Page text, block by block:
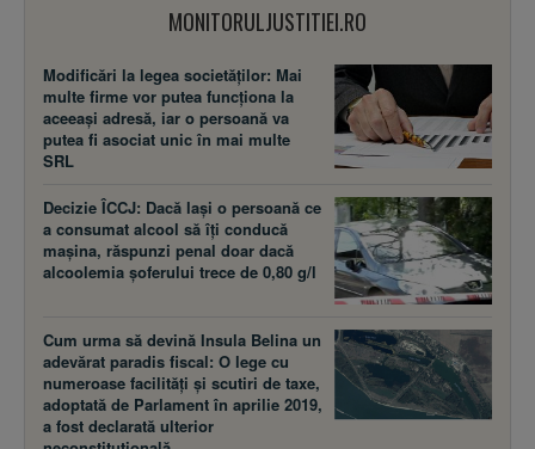
MONITORULJUSTITIEI.RO
Modificări la legea societăţilor: Mai
multe firme vor putea funcţiona la
aceeaşi adresă, iar o persoană va
putea fi asociat unic în mai multe
SRL
Decizie ÎCCJ: Dacă laşi o persoană ce
a consumat alcool să îţi conducă
maşina, răspunzi penal doar dacă
alcoolemia şoferului trece de 0,80 g/l
Cum urma să devină Insula Belina un
adevărat paradis fiscal: O lege cu
numeroase facilităţi şi scutiri de taxe,
adoptată de Parlament în aprilie 2019,
a fost declarată ulterior